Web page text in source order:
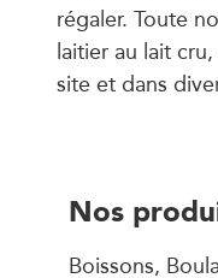
régaler. Toute
laitier au lait
site et dans
Nos
Boissons,